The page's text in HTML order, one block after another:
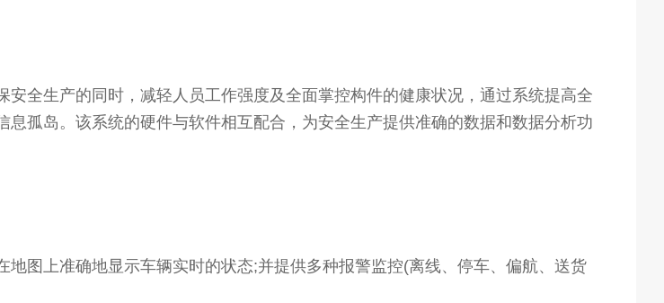
全生产的同时，减轻人员工作强度及全面掌控构件的健康状况，通过系统提高全
孤岛。该系统的硬件与软件相互配合，为安全生产提供准确的数据和数据分析功
图上准确地显示车辆实时的状态;并提供多种报警监控(离线、停车、偏航、送货